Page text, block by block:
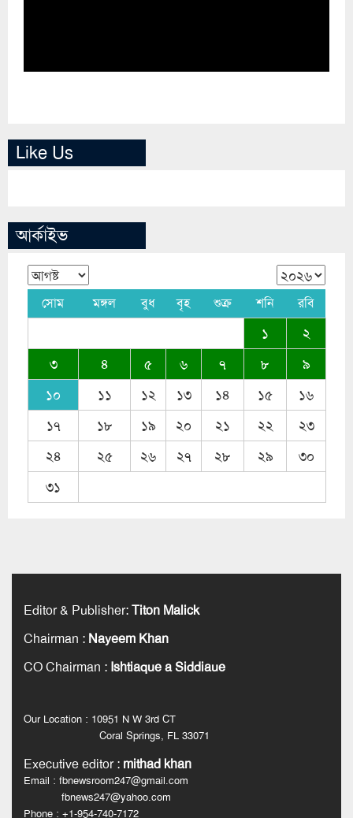
Like Us
আর্কাইভ
সোম মঙ্গল বুধ বৃহ শুক্র শনি রবি
১
২
৩
৪ ৫ ৬ ৭ ৮
৯
১০
১১ ১২ ১৩ ১৪ ১৫
১৬
১৭
১৮ ১৯ ২০ ২১ ২২
২৩
২৪
২৫ ২৬ ২৭ ২৮ ২৯
৩০
৩১
Editor & Publisher:Titon Malick
Chairman : Nayeem Khan
CO Chairman : Ishtiaque a Siddiaue
Our Location : 10951 N W 3rd CT
Coral Springs, FL 33071
Executive editor: mithad khan
Email : fbnewsroom247@gmail.com
fbnews247@yahoo.com
Phone : +1-954-740-7172